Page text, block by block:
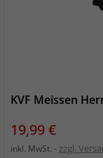
KVF Meissen
Preis
19,99 €
inkl. MwSt. zzgl.